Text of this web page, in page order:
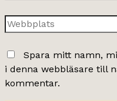
post*
Webbplats
Spara mitt namn,
i denna webbläsare till
kommentar.